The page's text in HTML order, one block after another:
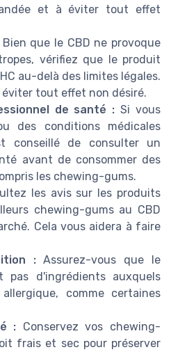
et à éviter tout effet
Bien que le CBD ne provoque
vérifiez que le produit
au-delà des limites légales.
éviter tout effet non désiré.
de santé : Si vous
des conditions médicales
conseillé de consulter un
avant de consommer des
les chewing-gums.
les avis sur les produits
chewing-gums au CBD
Cela vous aidera à faire
:Assurez-vous que le
pas d'ingrédients auxquels
comme certaines
: Conservez vos chewing-
frais et sec pour préserver